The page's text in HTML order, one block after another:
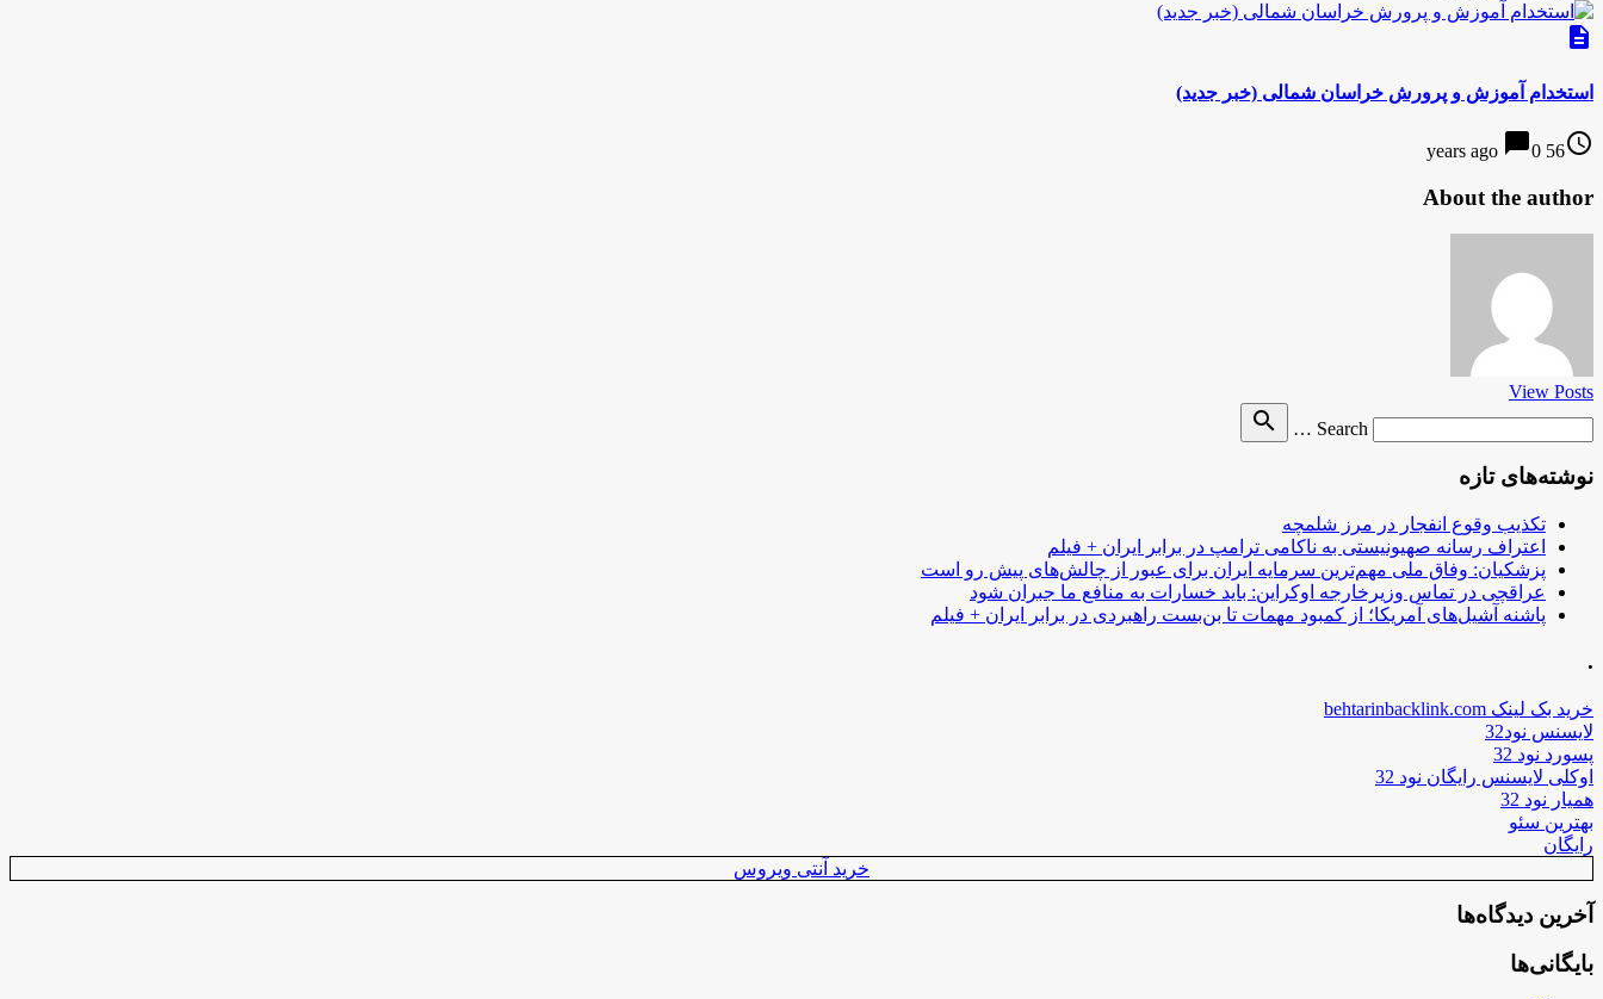
description
استخدام آموزش و پرورش خراسان شمالی (خبر جدید)
access_time
56 years ago
chat_bubble0
About the author
View Posts
Search …
search
نوشته‌های تازه
تکذیب وقوع انفجار در مرز شلمچه
اعتراف رسانه صهیونیستی به ناکامی ترامپ در برابر ایران + فیلم
پزشکیان: وفاق ملی مهم‌ترین سرمایه ایران برای عبور از چالش‌های پیش رو است
عراقچی در تماس وزیرخارجه اوکراین: باید خسارات به منافع ما جبران شود
پاشنه آشیل‌های آمریکا؛ از کمبود مهمات تا بن‌بست راهبردی در برابر ایران + فیلم
.
خرید بک لینک behtarinbacklink.com
لایسنس نود32
پسورد نود 32
اوکلی لایسنس رایگان نود 32
همیار نود 32
بهترین سئو
رایگان
خرید آنتی ویروس
آخرین دیدگاه‌ها
بایگانی‌ها